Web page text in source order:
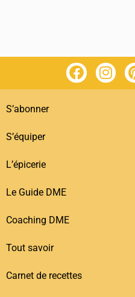
S’abonner
S’équiper
L’épicerie
Le Guide DME
Coaching DME
Tout savoir
Carnet de recettes